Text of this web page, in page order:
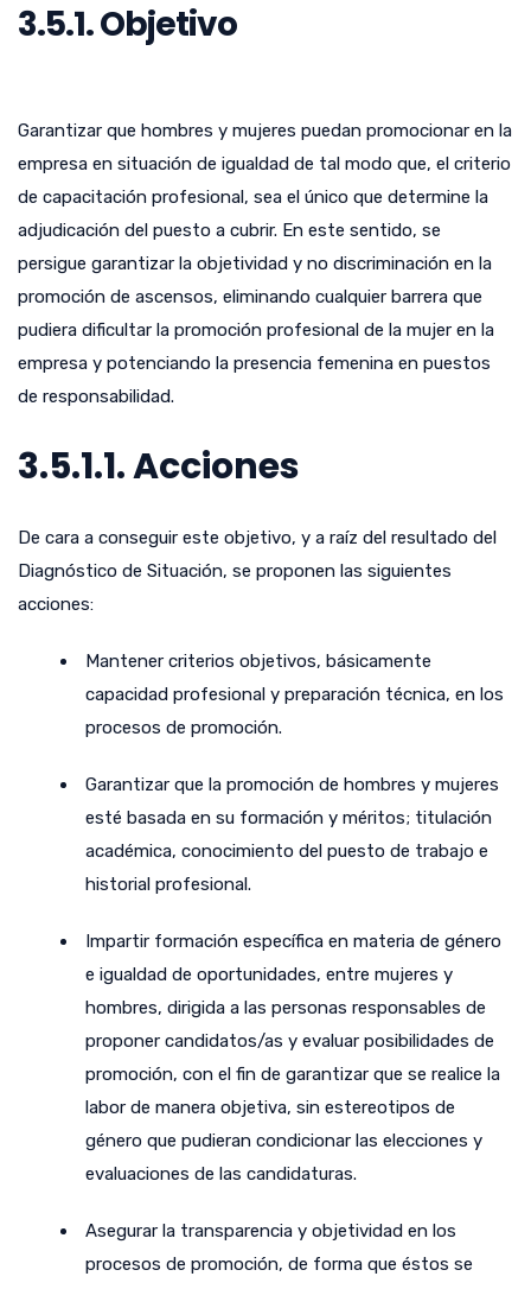
3.5.1. Objetivo
Garantizar que hombres y mujeres puedan promocionar en la
empresa en situación de igualdad de tal modo que, el criterio
de capacitación profesional, sea el único que determine la
adjudicación del puesto a cubrir. En este sentido, se
persigue garantizar la objetividad y no discriminación en la
promoción de ascensos, eliminando cualquier barrera que
pudiera dificultar la promoción profesional de la mujer en la
empresa y potenciando la presencia femenina en puestos
de responsabilidad.
3.5.1.1. Acciones
De cara a conseguir este objetivo, y a raíz del resultado del
Diagnóstico de Situación, se proponen las siguientes
acciones:
Mantener criterios objetivos, básicamente
capacidad profesional y preparación técnica, en los
procesos de promoción.
Garantizar que la promoción de hombres y mujeres
esté basada en su formación y méritos; titulación
académica, conocimiento del puesto de trabajo e
historial profesional.
Impartir formación específica en materia de género
e igualdad de oportunidades, entre mujeres y
hombres, dirigida a las personas responsables de
proponer candidatos/as y evaluar posibilidades de
promoción, con el fin de garantizar que se realice la
labor de manera objetiva, sin estereotipos de
género que pudieran condicionar las elecciones y
evaluaciones de las candidaturas.
Asegurar la transparencia y objetividad en los
procesos de promoción, de forma que éstos se